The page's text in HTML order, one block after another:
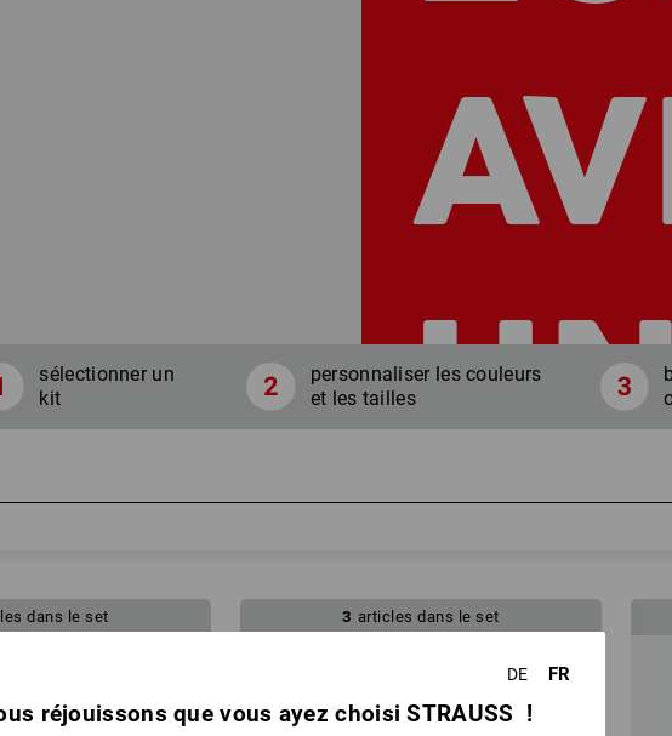
sélectionner un
kit
personnaliser les couleurs
et les tailles
dans le set 3 articles dans le set
DE FR
réjouissons que vous ayez choisi STRAUSS !